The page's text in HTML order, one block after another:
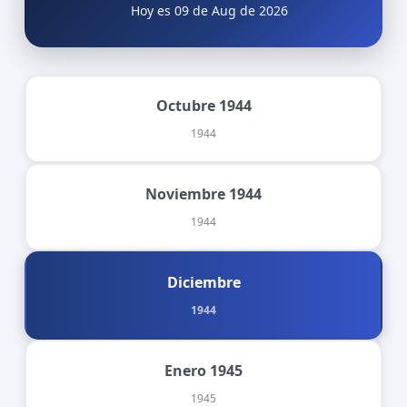
Hoy es 09 de Aug de 2026
Octubre 1944
1944
Noviembre 1944
1944
Diciembre
1944
Enero 1945
1945